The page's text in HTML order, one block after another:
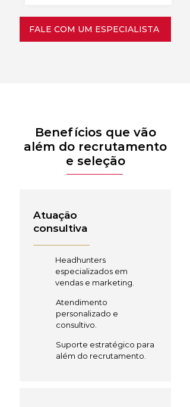
FALE COM UM ESPECIALISTA
Benefícios que vão
além do recrutamento
e seleção
Atuação
consultiva
Headhunters
especializados em
vendas e marketing.
Atendimento
personalizado e
consultivo.
Suporte estratégico para
além do recrutamento.